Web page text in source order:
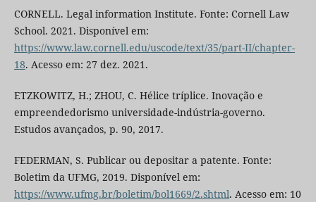
CORNELL. Legal information Institute. Fonte: Cornell Law
School. 2021. Disponível em:
https://www.law.cornell.edu/uscode/text/35/part-II/chapter-
18. Acesso em: 27 dez. 2021.
ETZKOWITZ, H.; ZHOU, C. Hélice tríplice. Inovação e
empreendedorismo universidade-indústria-governo.
Estudos avançados, p. 90, 2017.
FEDERMAN, S. Publicar ou depositar a patente. Fonte:
Boletim da UFMG, 2019. Disponível em:
https://www.ufmg.br/boletim/bol1669/2.shtml. Acesso em: 10